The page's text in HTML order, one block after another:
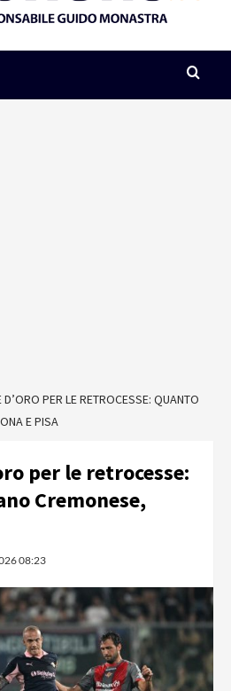
D’ORO PER LE RETROCESSE: QUANTO
E PISA
per le retrocesse:
Cremonese,
08:23